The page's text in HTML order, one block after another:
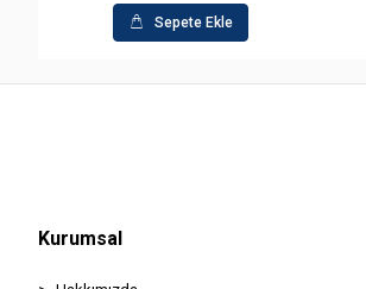
Sepete Ekle
Kurumsal